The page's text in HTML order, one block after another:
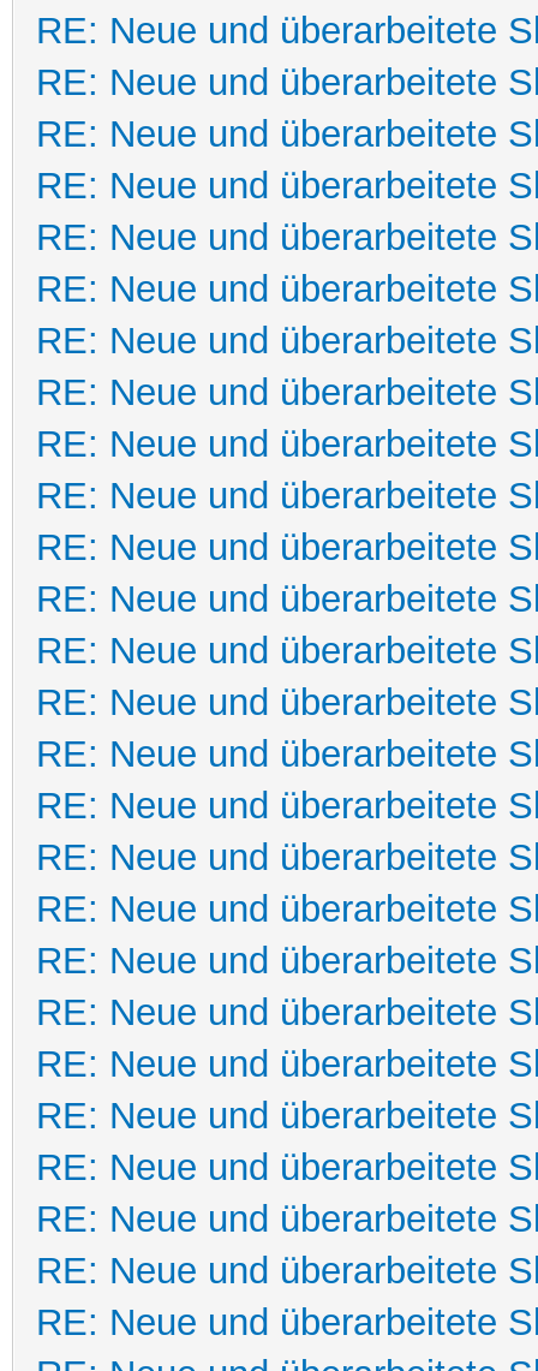
RE: Neue und überarbeitete
RE: Neue und überarbeitete
RE: Neue und überarbeitete
RE: Neue und überarbeitete
RE: Neue und überarbeitete
RE: Neue und überarbeitete
RE: Neue und überarbeitete
RE: Neue und überarbeitete
RE: Neue und überarbeitete
RE: Neue und überarbeitete
RE: Neue und überarbeitete
RE: Neue und überarbeitete
RE: Neue und überarbeitete
RE: Neue und überarbeitete
RE: Neue und überarbeitete
RE: Neue und überarbeitete
RE: Neue und überarbeitete
RE: Neue und überarbeitete
RE: Neue und überarbeitete
RE: Neue und überarbeitete
RE: Neue und überarbeitete
RE: Neue und überarbeitete
RE: Neue und überarbeitete
RE: Neue und überarbeitete
RE: Neue und überarbeitete
RE: Neue und überarbeitete